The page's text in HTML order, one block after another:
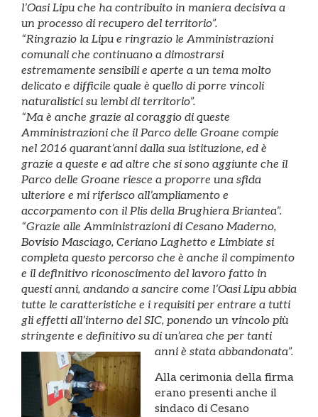
l’Oasi Lipu che ha contribuito in maniera decisiva a
un processo di recupero del territorio”.
“Ringrazio la Lipu e ringrazio le Amministrazioni
comunali che continuano a dimostrarsi
estremamente sensibili e aperte a un tema molto
delicato e difficile quale è quello di porre vincoli
naturalistici su lembi di territorio”.
“Ma è anche grazie al coraggio di queste
Amministrazioni che il Parco delle Groane compie
nel 2016 quarant’anni dalla sua istituzione, ed è
grazie a queste e ad altre che si sono aggiunte che il
Parco delle Groane riesce a proporre una sfida
ulteriore e mi riferisco all’ampliamento e
accorpamento con il Plis della Brughiera Briantea”.
“Grazie alle Amministrazioni di Cesano Maderno,
Bovisio Masciago, Ceriano Laghetto e Limbiate si
completa questo percorso che è anche il compimento
e il definitivo riconoscimento del lavoro fatto in
questi anni, andando a sancire come l’Oasi Lipu abbia
tutte le caratteristiche e i requisiti per entrare a tutti
gli effetti all’interno del SIC, ponendo un vincolo più
stringente e definitivo su di un’area che per tanti
anni è stata abbandonata”.
Alla cerimonia della firma
erano presenti anche il
sindaco di Cesano